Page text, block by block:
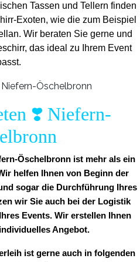
Tassen und Tellern finden
Exoten, wie die zum Beispiel
Wir beraten Sie gerne und
das ideal zu Ihrem Event
❣️ Niefern-
Öschelbronn ist mehr als ein
helfen Ihnen von Beginn der
sogar die Durchführung Ihres
wir Sie auch bei der Logistik
Events. Wir erstellen Ihnen
Angebot.
ist gerne auch in folgenden